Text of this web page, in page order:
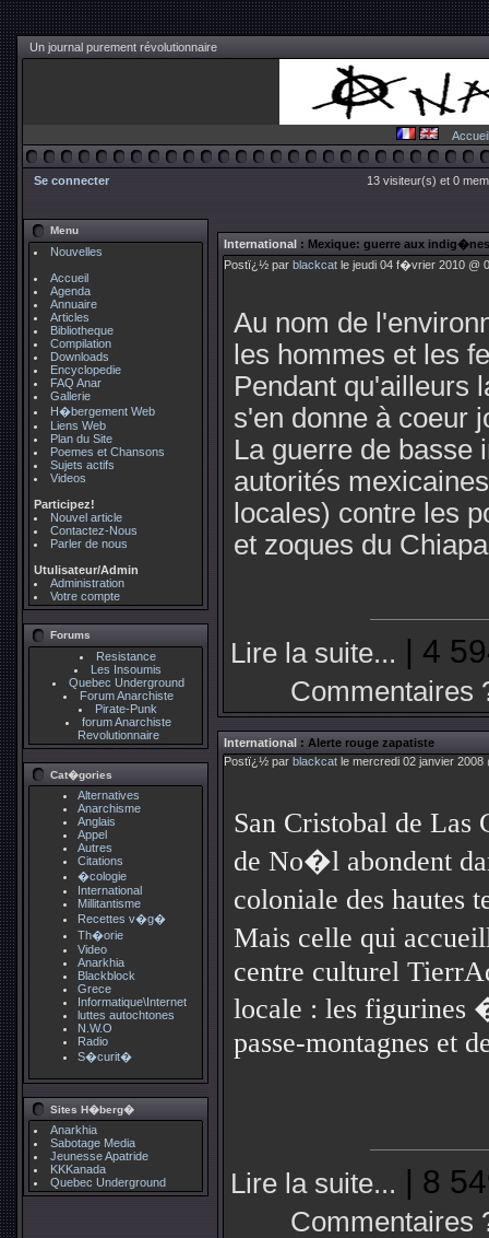
Un journal purement révolutionnaire
Accueil
Se connecter 13 visiteur(s) et 0
Menu
Nouvelles
Accueil
Agenda
Annuaire
Articles
Bibliotheque
Compilation
Downloads
Encyclopedie
FAQ Anar
Gallerie
H�bergement Web
Liens Web
Plan du Site
Poemes et Chansons
Sujets actifs
Videos
Participez!
Nouvel article
Contactez-Nous
Parler de nous
Utulisateur/Admin
Administration
Votre compte
Forums
Resistance
Les Insoumis
Quebec Underground
Forum Anarchiste
Pirate-Punk
forum Anarchiste
Revolutionnaire
Cat�gories
Alternatives
Anarchisme
Anglais
Appel
Autres
Citations
�cologie
International
Millitantisme
Recettes v�g�
Th�orie
Video
Anarkhia
Blackblock
Grece
Informatique\Internet
luttes autochtones
N.W.O
Radio
S�curit�
Sites H�berg�
Anarkhia
Sabotage Media
Jeunesse Apatride
KKKanada
Quebec Underground
International : Mexique: guerre aux
Postï¿½ par blackcat le jeudi 04 f�vrier 2010 @
Au nom de
les hommes et les
Pendant qu'ailleurs
s'en donne à coeur
La guerre de basse
autorités
locales) contre les
et zoques du
Lire la suite... | 4
Commentaires
International : Alerte rouge zapatiste
Postï¿½ par blackcat le mercredi 02 janvier 2008
San Cristobal de Las
de No�l abondent
coloniale des hautes
Mais celle qui
centre culturel
locale : les figurines
passe-montagnes et
Lire la suite... | 8
Commentaires